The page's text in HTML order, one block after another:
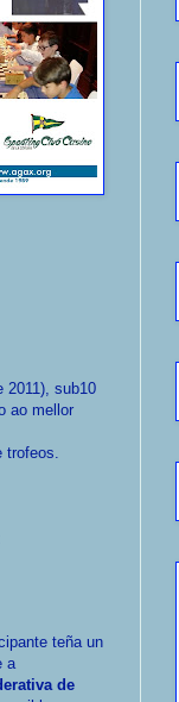
2011), sub10
ao mellor
trofeos.
teña un
a
de